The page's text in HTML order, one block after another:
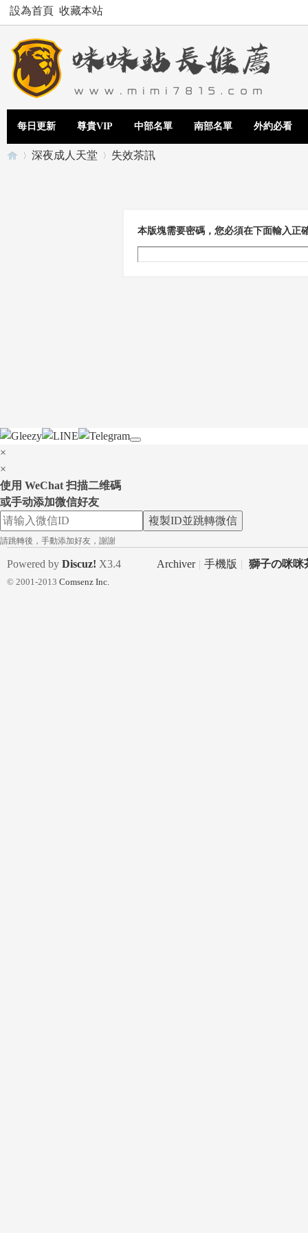
設為首頁 收藏本站
每日更新 尊貴VIP 中部名單 南部名單 外約必看
gr
深夜成人天堂 失效茶訊
本版塊需要密碼，您必須在下面輸入正
×
×
使用 WeChat 扫描二维碼
或手动添加微信好友
複製ID並跳轉微信
請跳轉後，手動添加好友，謝謝
Archiver | 手機版 | 獅子の咪咪
Powered by Discuz! X3.4
© 2001-2013 Comsenz Inc.